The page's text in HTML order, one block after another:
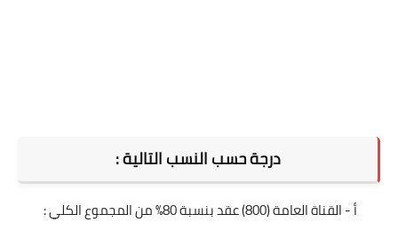
درجة حسب النسب التالية :
أ - القناة العامة (800) عقد بنسبة 80% من المجموع الكلي :